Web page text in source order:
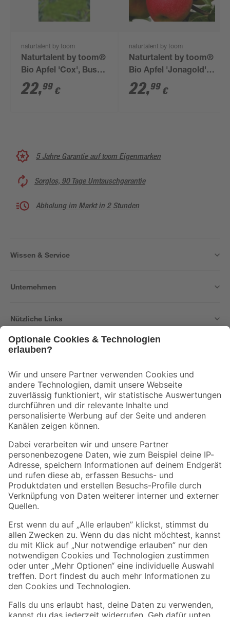
naturtalent by toom
Naturtalent by toom®
Bio Apfel 'Cox', Busch
26 cm Topf
22,99 €
naturtalent by toom
Naturtalent by toom®
Bio Apfel 'Jonagold',
Busch 25 cm Topf
22,99 €
5 Jahre Garantie auf toom Eigenmarken
Sorglos, 90 Tage Umtauschgarantie
Abholung im Markt in 2 Stunden
Wissen & Service
Unternehmen
Nützliche Links
Der toom Newsletter: Keine Angebote und Aktionen mehr verpassen!
Zur Newsletter Anmeldung
Folge uns
Zahlungsarten Versandarten
Sicher einkaufen
Jetzt die toom-App herunterladen